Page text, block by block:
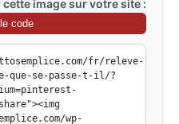
image sur votre site :
code